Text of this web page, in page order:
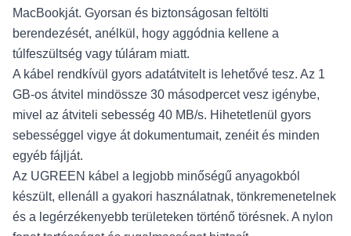
MacBookját. Gyorsan és biztonságosan feltölti
berendezését, anélkül, hogy aggódnia kellene a
túlfeszültség vagy túláram miatt.
A kábel rendkívül gyors adatátvitelt is lehetővé tesz. Az 1
GB-os átvitel mindössze 30 másodpercet vesz igénybe,
mivel az átviteli sebesség 40 MB/s. Hihetetlenül gyors
sebességgel vigye át dokumentumait, zenéit és minden
egyéb fájlját.
Az UGREEN kábel a legjobb minőségű anyagokból
készült, ellenáll a gyakori használatnak, tönkremenetelnek
és a legérzékenyebb területeken történő törésnek. A nylon